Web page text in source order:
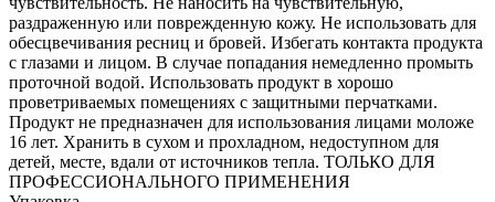
раздраженную или поврежденную кожу. Не использовать для
обесцвечивания ресниц и бровей. Избегать контакта продукта
с глазами и лицом. В случае попадания немедленно промыть
проточной водой. Использовать продукт в хорошо
проветриваемых помещениях с защитными перчатками.
Продукт не предназначен для использования лицами моложе
16 лет. Хранить в сухом и прохладном, недоступном для
детей, месте, вдали от источников тепла. ТОЛЬКО ДЛЯ
ПРОФЕССИОНАЛЬНОГО ПРИМЕНЕНИЯ